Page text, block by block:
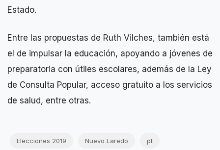
Estado.
Entre las propuestas de Ruth Vilches, también está
el de impulsar la educación, apoyando a jóvenes de
preparatoria con útiles escolares, además de la Ley
de Consulta Popular, acceso gratuito a los servicios
de salud, entre otras.
Elecciones 2019 Nuevo Laredo pt